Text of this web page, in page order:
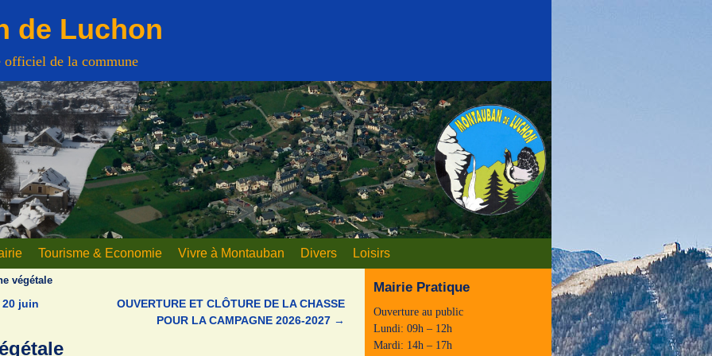
de Luchon
officiel de la commune
Tourisme & Economie Vivre à Montauban Divers Loisirs
végétale
20 juin
OUVERTURE ET CLÔTURE DE LA CHASSE
POUR LA CAMPAGNE 2026-2027 →
Mairie Pratique
Ouverture au public
Lundi: 09h – 12h
Mardi: 14h – 17h